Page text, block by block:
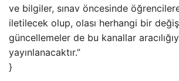
ve bilgiler, sınav öncesinde
iletilecek olup, olası herhangi bir
güncellemeler de bu kanallar
yayınlanacaktır.”
}